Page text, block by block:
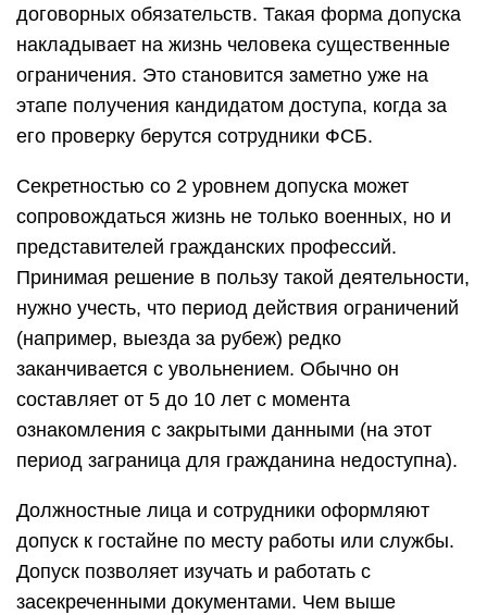
договорных обязательств. Такая форма допуска
накладывает на жизнь человека существенные
ограничения. Это становится заметно уже на
этапе получения кандидатом доступа, когда за
его проверку берутся сотрудники ФСБ.
Секретностью со 2 уровнем допуска может
сопровождаться жизнь не только военных, но и
представителей гражданских профессий.
Принимая решение в пользу такой деятельности,
нужно учесть, что период действия ограничений
(например, выезда за рубеж) редко
заканчивается с увольнением. Обычно он
составляет от 5 до 10 лет с момента
ознакомления с закрытыми данными (на этот
период заграница для гражданина недоступна).
Должностные лица и сотрудники оформляют
допуск к гостайне по месту работы или службы.
Допуск позволяет изучать и работать с
засекреченными документами. Чем выше